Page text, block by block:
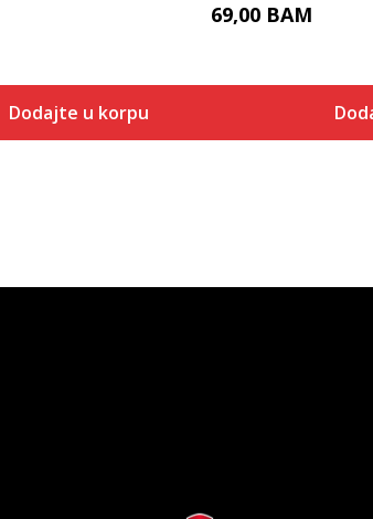
Dodajte u korpu
69,00 BAM